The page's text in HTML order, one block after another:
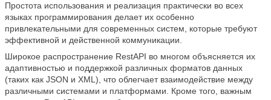
Простота использования и реализация практически во всех
языках программирования делает их особенно
привлекательными для современных систем, которые требуют
эффективной и действенной коммуникации.
Широкое распространение RestAPI во многом объясняется их
адаптивностью и поддержкой различных форматов данных
(таких как JSON и XML), что облегчает взаимодействие между
различными системами и платформами. Кроме того, важным